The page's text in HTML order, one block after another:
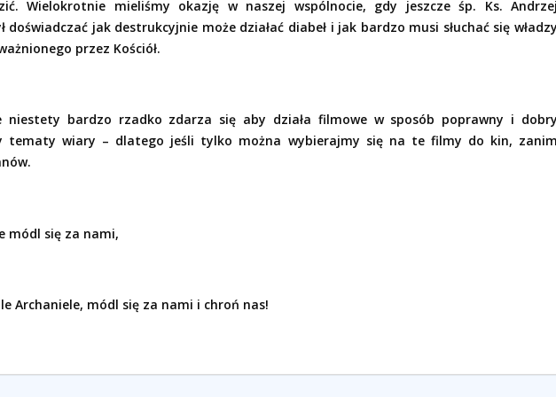
Wielokrotnie mieliśmy okazję w naszej wspólnocie, gdy jeszcze śp. Ks. Andrzej
doświadczać jak destrukcyjnie może działać diabeł i jak bardzo musi słuchać się władzy
przez Kościół.
niestety bardzo rzadko zdarza się aby działa filmowe w sposób poprawny i dobry
tematy wiary – dlatego jeśli tylko można wybierajmy się na te filmy do kin, zanim
módl się za nami,
Archaniele, módl się za nami i chroń nas!